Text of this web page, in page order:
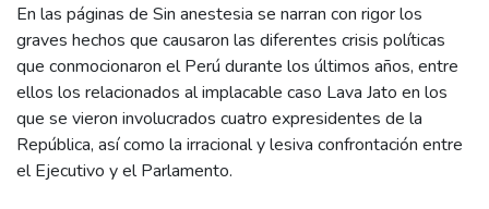
En las páginas de Sin anestesia se narran con rigor los
graves hechos que causaron las diferentes crisis políticas
que conmocionaron el Perú durante los últimos años, entre
ellos los relacionados al implacable caso Lava Jato en los
que se vieron involucrados cuatro expresidentes de la
República, así como la irracional y lesiva confrontación entre
el Ejecutivo y el Parlamento.